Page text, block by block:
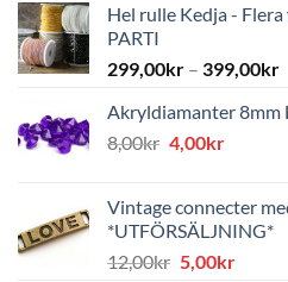
Hel rulle Kedja -
PARTI
299,00kr – 399,00kr
Akryldiamanter 8mm
8,00kr Det
var:
8,00kr.
4,00krDet
är:
4,00kr.
Vintage connecter
*UTFÖRSÄLJNING*
12,00kr Det
5,00krDet